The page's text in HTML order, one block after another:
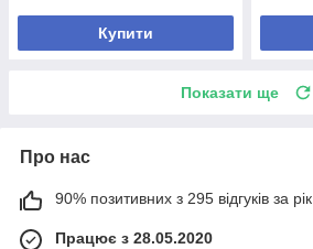
Купити
Показати ще
Про нас
90% позитивних з 295 відгуків за рік
Працює з 28.05.2020